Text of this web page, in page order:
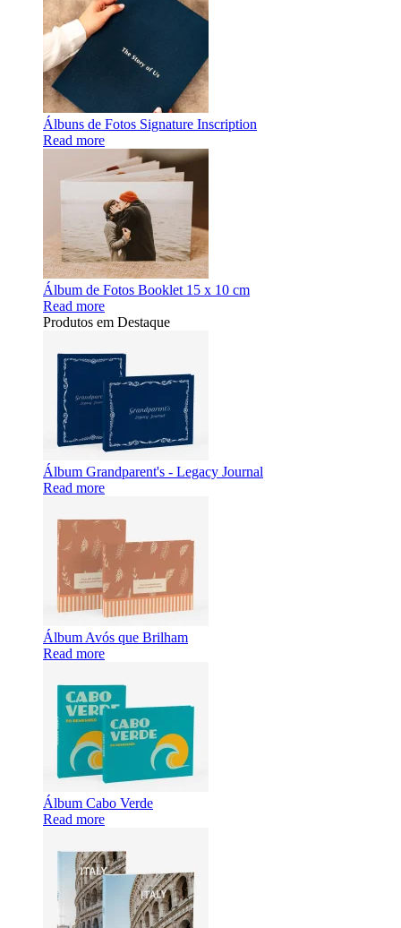
Álbuns de Fotos Signature Inscription
Read more
Álbum de Fotos Booklet 15 x 10 cm
Read more
Produtos em Destaque
Álbum Grandparent's - Legacy Journal
Read more
Álbum Avós que Brilham
Read more
Álbum Cabo Verde
Read more